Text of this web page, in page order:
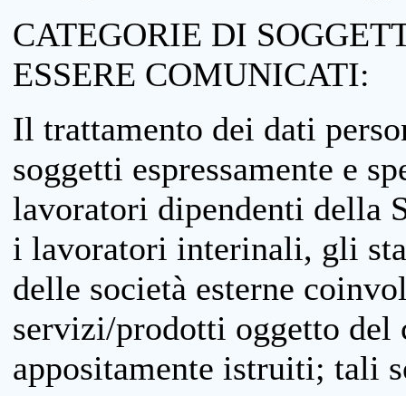
CATEGORIE DI
ESSERE COMUNICATI:
Il trattamento dei dati
soggetti espressamente e
lavoratori dipendenti della
i lavoratori interinali, gli
delle società esterne
servizi/prodotti oggetto
appositamente istruiti; tali